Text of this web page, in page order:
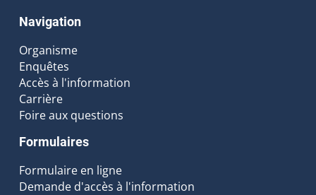
Navigation
Organisme
Enquêtes
Accès à l'information
Carrière
Foire aux questions
Formulaires
Formulaire en ligne
Demande d'accès à l'information